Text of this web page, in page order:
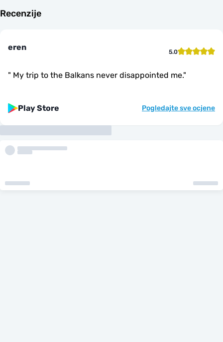
Recenzije
eren 5.0
" My trip to the Balkans never disappointed me."
Play Store Pogledajte sve ocjene